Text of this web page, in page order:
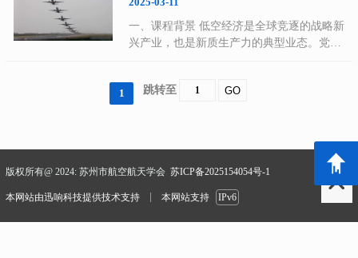
研究上的联系以及寻找未来事业上的全球合
作伙伴。我们希望这次会议能够对这些最新
科学领域的知识更新做出重大贡献。诚挚欢
2025年6月13-15日 二、会议地点 中国·上海
三、组织单位 主办单位：华东理工大学新能
四、会议组委 大会主席 陈新 教授 -华东理
工大学 Prof. Ali Mohammad-Djafari-宁波数
字孪生（东方理工）研究院 程序委员会主席
曹博 教授-西北工业...
讲解无人驾驶航空器操控员和安全操控要求
3.无人机适航管理规则 4.案例 民航适航取
器系统适航审定管理程序》(AP-21-71) 1.解
读中型和大型民用无人驾驶航空器系统的设
程 3.提供面向适航审定的运行风险等级划分
方法和系统安全性分析指导 4.案例 民航适
航取证专家 4月26日上午 航空企业设计保证
体系DAS建设 1.确立设计保证体系 2.开展设
一、课程背景 低空经济是全球竞逐的战略新
兴产业，也是新质生产力的典型业态。党的
写入政府工作报告，低空经济呈现出巨大的
州市航空航天学会特举办“低空经济产业发
展及适航取证课程培训班”，旨在依托学会
资源优势，助力企业掌握核心知识，推进供
需对接和产业链融通，促进地方低空经济高
1 跳转至 GO
版权所有@ 2024: 苏州市航空航天学会苏ICP备2025154054号-1
本网站由迅响科技提供技术支持 本网站支持 IPv6